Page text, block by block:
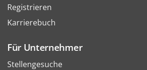
Registrieren
Karrierebuch
Für Unternehmer
Stellengesuche